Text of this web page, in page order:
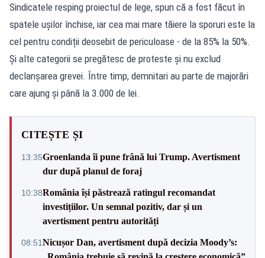
Sindicatele resping proiectul de lege, spun că a fost făcut în
spatele ușilor închise, iar cea mai mare tăiere la sporuri este la
cel pentru condiții deosebit de periculoase - de la 85% la 50%.
Și alte categorii se pregătesc de proteste și nu exclud
declanșarea grevei. Între timp, demnitari au parte de majorări
care ajung și până la 3.000 de lei.
CITEȘTE ȘI
13:35Groenlanda îi pune frână lui Trump. Avertisment
dur după planul de foraj
10:38România își păstrează ratingul recomandat
investițiilor. Un semnal pozitiv, dar și un
avertisment pentru autorități
08:51Nicușor Dan, avertisment după decizia Moody’s: